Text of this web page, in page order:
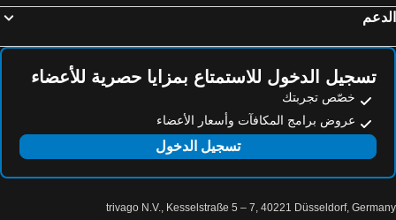
تسجيل الدخول للاستمتاع بمزايا حصرية للأعضاء
خصّص تجربتك
عروض برامج المكافآت وأسعار الأعضاء
تسجيل الدخول
trivago N.V., Kesselstraße 5 – 7, 40221 Düsseldorf,